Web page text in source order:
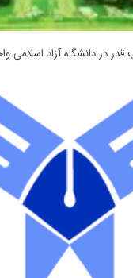
در دانشگاه آزاد اسلامی